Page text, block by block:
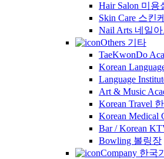
Hair Salon 미용
Skin Care 스킨
Nail Arts 네일
Others 기타
TaeKwonDo
Korean
Language
Art & Music
Korean Travel
Korean Medical
Bar / Korean
Bowling 볼링장
Company 한국